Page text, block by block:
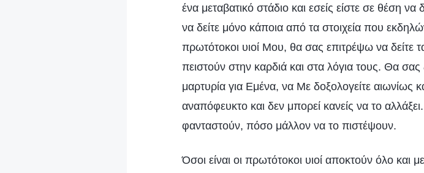
ένα μεταβατικό στάδιο και εσείς είστε σε θέση
να δείτε μόνο κάποια από τα στοιχεία που
πρωτότοκοι υιοί Μου, θα σας επιτρέψω να δείτε
πειστούν στην καρδιά και στα λόγια τους. Θα
μαρτυρία για Εμένα, να Με δοξολογείτε αιωνίως
αναπόφευκτο και δεν μπορεί κανείς να το
φανταστούν, πόσο μάλλον να το πιστέψουν.
Όσοι είναι οι πρωτότοκοι υιοί αποκτούν όλο